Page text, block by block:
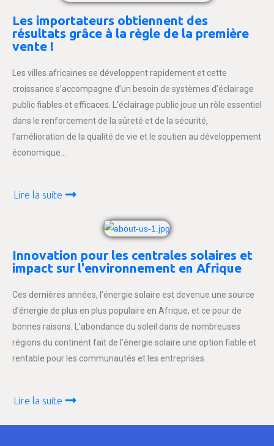
Les importateurs obtiennent des
résultats grâce à la règle de la première
vente !
Les villes africaines se développent rapidement et cette
croissance s’accompagne d’un besoin de systèmes d’éclairage
public fiables et efficaces. L’éclairage public joue un rôle essentiel
dans le renforcement de la sûreté et de la sécurité,
l’amélioration de la qualité de vie et le soutien au développement
économique…
Lire la suite
Innovation pour les centrales solaires et
impact sur l'environnement en Afrique
Ces dernières années, l’énergie solaire est devenue une source
d’énergie de plus en plus populaire en Afrique, et ce pour de
bonnes raisons. L’abondance du soleil dans de nombreuses
régions du continent fait de l’énergie solaire une option fiable et
rentable pour les communautés et les entreprises…
Lire la suite